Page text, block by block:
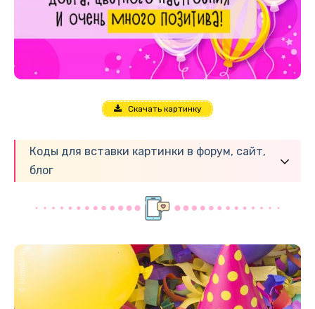
Скачать картинку
Коды для вставки картинки в форум, сайт,
блог